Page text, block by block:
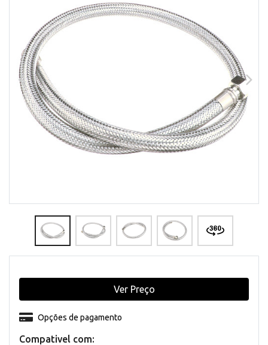
Compativel com:
Opções de pagamento
Ver Preço